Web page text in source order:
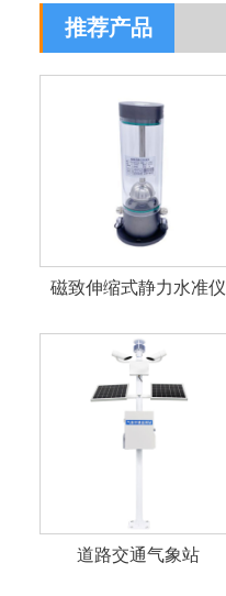
推荐产品
磁致伸缩式静力水准仪
道路交通气象站